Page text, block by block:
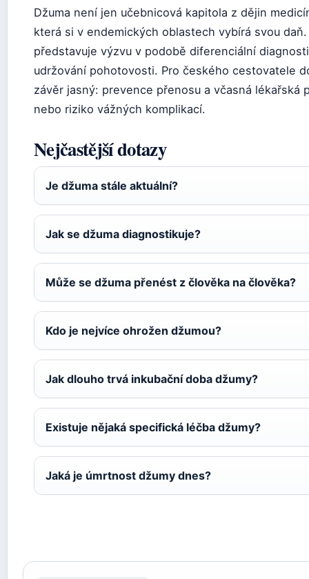
Džuma není jen učebnicová kapitola z dějin
která si v endemických oblastech vybírá svou
představuje výzvu v podobě diferenciální
udržování pohotovosti. Pro českého cestovatele
závěr jasný: prevence přenosu a včasná lékařská
nebo riziko vážných komplikací.
Nejčastější dotazy
Je džuma stále aktuální?
Jak se džuma diagnostikuje?
Může se džuma přenést z člověka na člověka?
Kdo je nejvíce ohrožen džumou?
Jak dlouho trvá inkubační doba džumy?
Existuje nějaká specifická léčba džumy?
Jaká je úmrtnost džumy dnes?